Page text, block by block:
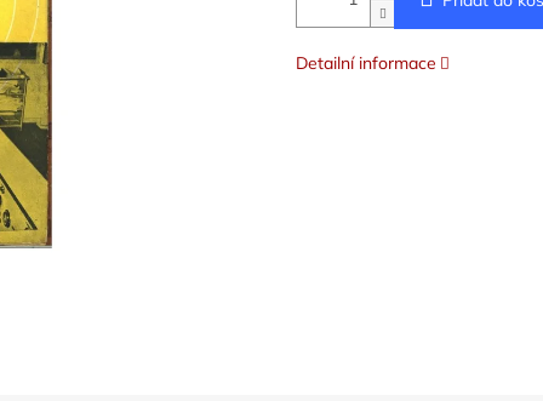
Detailní informace